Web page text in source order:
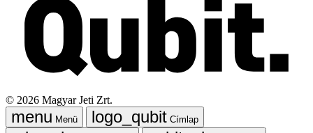
© 2026 Magyar Jeti Zrt.
Menü Címlap